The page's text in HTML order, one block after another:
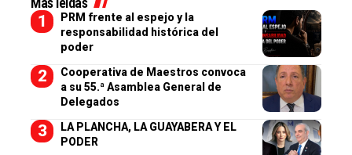
PRM frente al espejo y la
responsabilidad histórica del
poder
Cooperativa de Maestros convoca
a su 55.ª Asamblea General de
Delegados
LA PLANCHA, LA GUAYABERA Y EL
PODER